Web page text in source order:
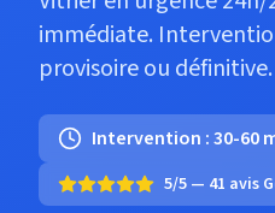
immédiate.
provisoire ou définitive.
Intervention :30-60
5/5 — 41 avis